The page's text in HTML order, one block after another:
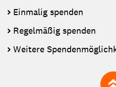
Einmalig spenden
Regelmäßig spenden
Weitere